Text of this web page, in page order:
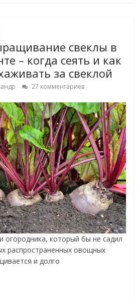
свеклы в
– когда сеять и как
за свеклой
27 комментариев
огородника, который бы не садил
распространенных овощных
и долго